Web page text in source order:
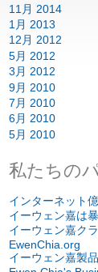
11月 2014
1月 2013
12月 2012
5月 2012
3月 2012
9月 2010
7月 2010
6月 2010
5月 2010
私たちの
インターネット
イーウェン嘉は
イーウェン嘉ク
EwenChia.org
イーウェン嘉製品